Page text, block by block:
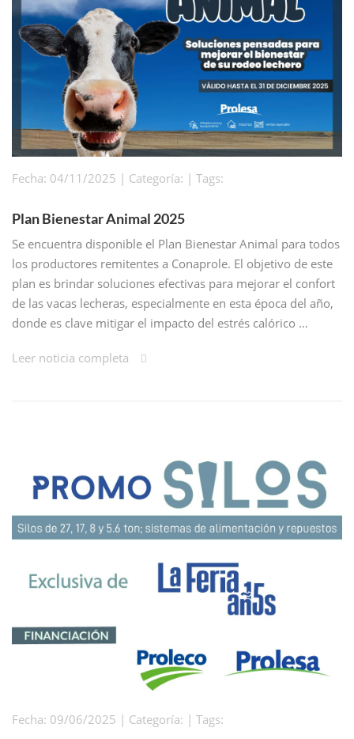
Fecha: 04/11/2025 | Categoría: | Tags:
Plan Bienestar Animal 2025
Se encuentra disponible el Plan Bienestar Animal para todos
los productores remitentes a Conaprole. El objetivo de este
plan es brindar soluciones efectivas para mejorar el confort
de las vacas lecheras, especialmente en esta época del año,
donde es clave mitigar el impacto del estrés calórico …
Leer noticia completa
Fecha: 09/06/2025 | Categoría: | Tags: